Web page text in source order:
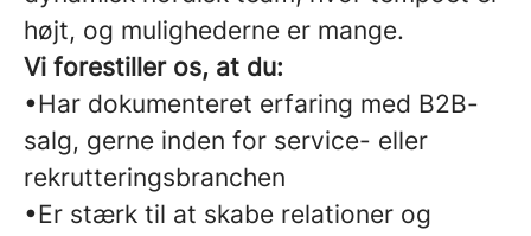
højt, og mulighederne er mange.
Vi forestiller os, at du:
•Har dokumenteret erfaring med B2B-
salg, gerne inden for service- eller
rekrutteringsbranchen
•Er stærk til at skabe relationer og